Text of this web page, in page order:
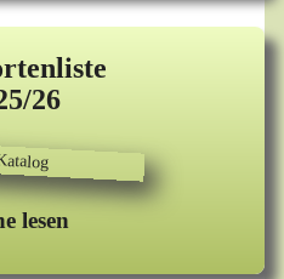
26
lesen